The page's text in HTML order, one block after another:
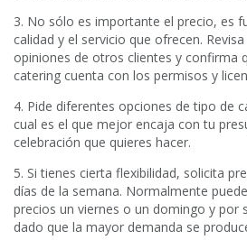
3. No sólo es importante el precio, es
calidad y el servicio que ofrecen.
opiniones de otros clientes y confirma
catering cuenta con los permisos y
4. Pide diferentes opciones de tipo de
cual es el que mejor encaja con tu
celebración que quieres hacer.
5. Si tienes cierta flexibilidad, solicita
días de la semana. Normalmente
precios un viernes o un domingo y por
dado que la mayor demanda se